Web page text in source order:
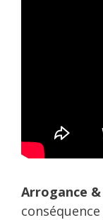
Arrogance